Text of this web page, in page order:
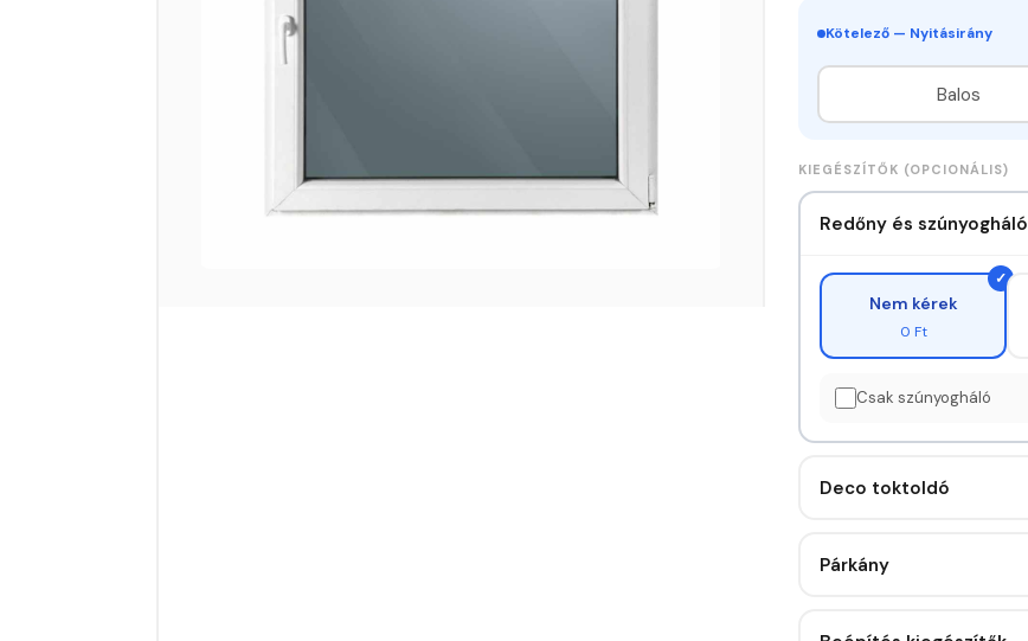
Kötelező — Nyitásirány
Balos
KIEGÉSZÍTŐK (OPCIONÁLIS)
Redőny és szúnyogháló
Nem kérek
0 Ft
Csak szúnyogháló
Deco toktoldó
Párkány